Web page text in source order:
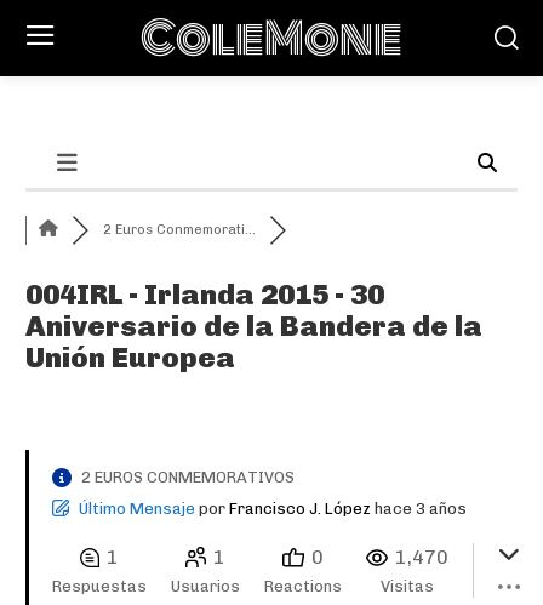
ColeMone
2 Euros Conmemorati...
004IRL - Irlanda 2015 - 30
Aniversario de la Bandera de la
Unión Europea
2 EUROS CONMEMORATIVOS
Último Mensaje por Francisco J. López hace 3 años
1
Respuestas
1
Usuarios
0
Reactions
1,470
Visitas